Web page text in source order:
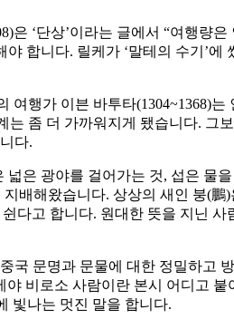
‘단상’이라는 글에서 “여행량
합니다. 릴케가 ‘말테의 수기’
행가 이븐 바투타(1304~1368)는
좀 더 가까워지게 됐습니다. 그
다.
은 광야를 걸어가는 것, 섭은 물
배해왔습니다. 상상의 새인 붕(
고 합니다. 원대한 뜻을 지닌 사
국 문명과 문물에 대한 정밀하고
비로소 사람이란 본시 어디고
빛나는 멋진 말을 합니다.